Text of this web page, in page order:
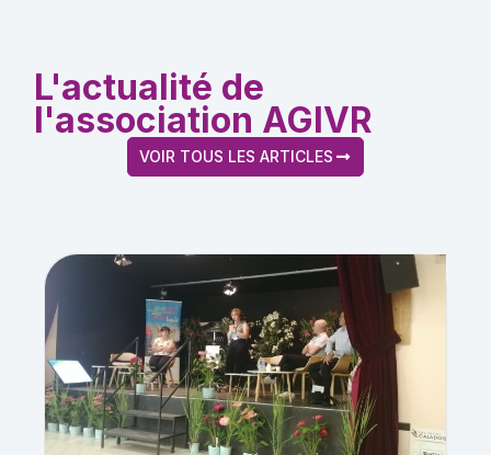
L'actualité de
l'association AGIVR
VOIR TOUS LES ARTICLES